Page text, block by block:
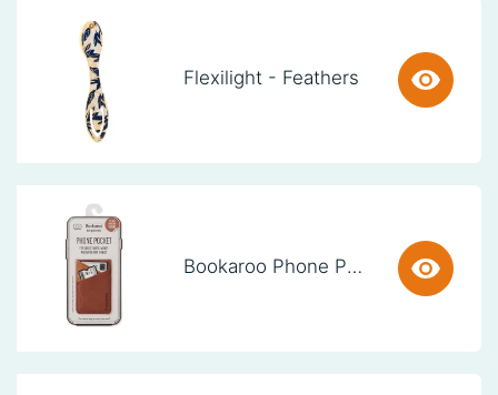
Flexilight - Feathers
Bookaroo Phone Pocket - Brown